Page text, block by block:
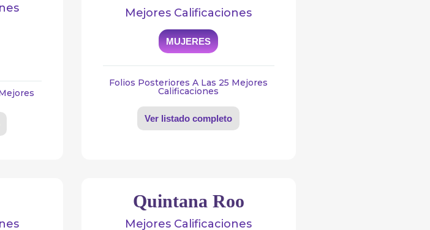
Mejores Calificaciones
MUJERES
Folios Posteriores A Las 25 Mejores
Calificaciones
Ver listado completo
Quintana Roo
Mejores Calificaciones